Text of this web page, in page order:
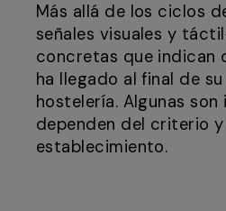
Más allá de los ciclos
señales visuales y
concretas que indican
ha llegado al final de
hostelería. Algunas son
dependen del criterio
establecimiento.